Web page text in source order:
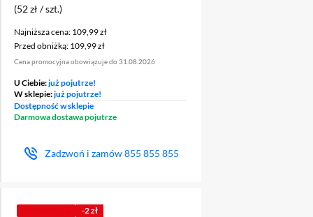
(52 zł / szt.)
Najniższa cena: 109,99 zł
Najniższa cena: 109,99 zł
Przed obniżką: 109,99 zł
Przed obniżką: 109,99 zł
Cena promocyjna obowiązuje do 31.08.2026
U Ciebie:już pojutrze!
W sklepie:już pojutrze!
Dostępność w sklepie
Darmowa dostawa pojutrze
Zadzwoń i zamów855 855 855
-2 zł